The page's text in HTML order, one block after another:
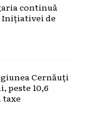
continuă
Inițiativei de
Cernăuți
peste 10,6